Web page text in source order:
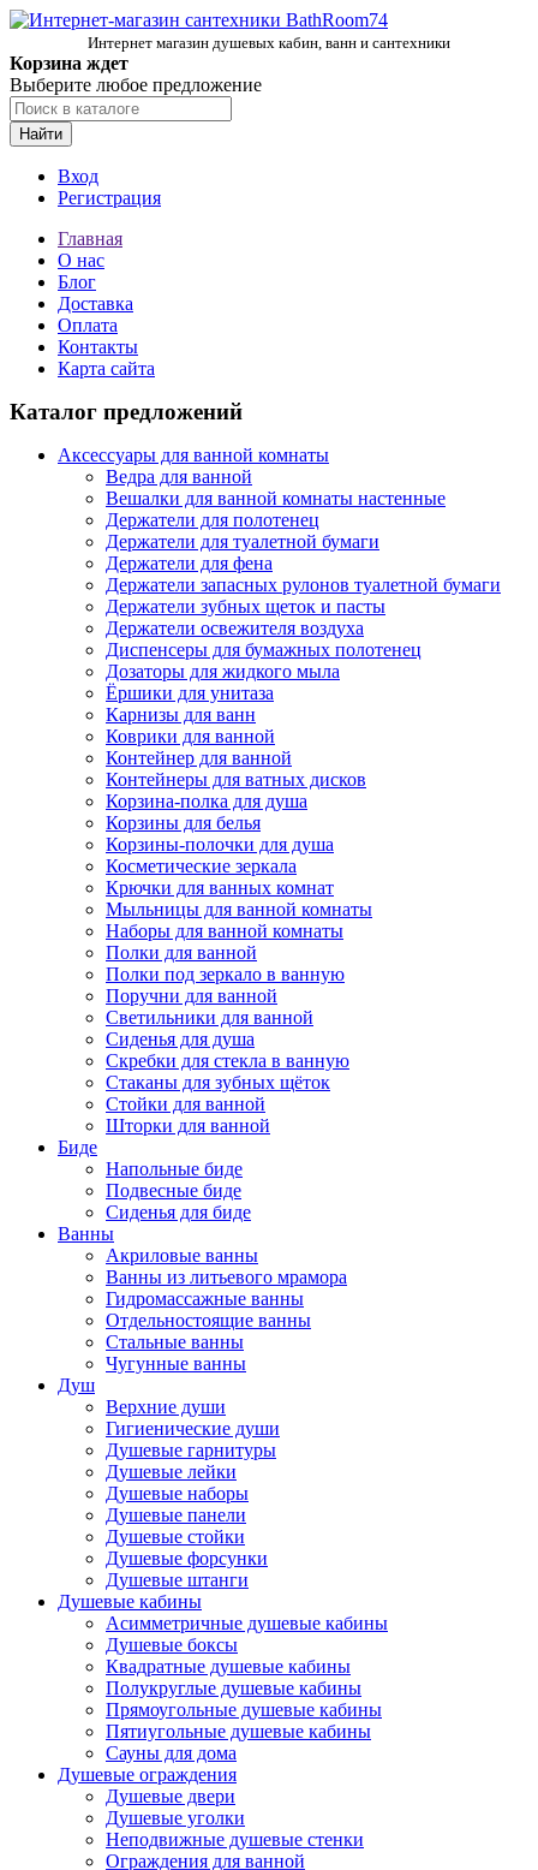
Интернет магазин душевых кабин, ванн и сантехники
Корзина ждет
Выберите любое предложение
Найти
Вход
Регистрация
Главная
О нас
Блог
Доставка
Оплата
Контакты
Карта сайта
Каталог предложений
Аксессуары для ванной комнаты
Ведра для ванной
Вешалки для ванной комнаты настенные
Держатели для полотенец
Держатели для туалетной бумаги
Держатели для фена
Держатели запасных рулонов туалетной бумаги
Держатели зубных щеток и пасты
Держатели освежителя воздуха
Диспенсеры для бумажных полотенец
Дозаторы для жидкого мыла
Ёршики для унитаза
Карнизы для ванн
Коврики для ванной
Контейнер для ванной
Контейнеры для ватных дисков
Корзина-полка для душа
Корзины для белья
Корзины-полочки для душа
Косметические зеркала
Крючки для ванных комнат
Мыльницы для ванной комнаты
Наборы для ванной комнаты
Полки для ванной
Полки под зеркало в ванную
Поручни для ванной
Светильники для ванной
Сиденья для душа
Скребки для стекла в ванную
Стаканы для зубных щёток
Стойки для ванной
Шторки для ванной
Биде
Напольные биде
Подвесные биде
Сиденья для биде
Ванны
Акриловые ванны
Ванны из литьевого мрамора
Гидромассажные ванны
Отдельностоящие ванны
Стальные ванны
Чугунные ванны
Душ
Верхние души
Гигиенические души
Душевые гарнитуры
Душевые лейки
Душевые наборы
Душевые панели
Душевые стойки
Душевые форсунки
Душевые штанги
Душевые кабины
Асимметричные душевые кабины
Душевые боксы
Квадратные душевые кабины
Полукруглые душевые кабины
Прямоугольные душевые кабины
Пятиугольные душевые кабины
Сауны для дома
Душевые ограждения
Душевые двери
Душевые уголки
Неподвижные душевые стенки
Ограждения для ванной